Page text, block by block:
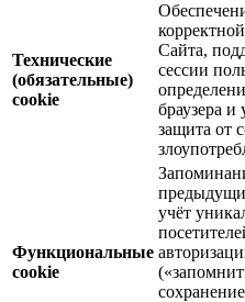
Технические
(обязательные)
cookie
Сайта,
сессии
браузера и
защита от
Функциональные
cookie
учёт